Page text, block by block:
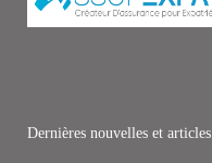
Dernières nouvelles et articles